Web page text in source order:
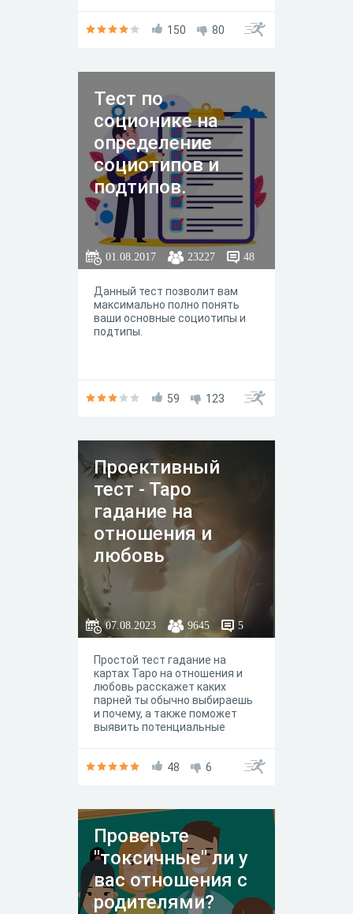
150 80
Тест по
соционике на
определение
социотипов и
подтипов.
01.08.2017 23227 48
Данный тест позволит вам
максимально полно понять
ваши основные социотипы и
подтипы.
59 123
Проективный
тест - Таро
гадание на
отношения и
любовь
07.08.2023 9645 5
Простой тест гадание на
картах Таро на отношения и
любовь расскажет каких
парней ты обычно выбираешь
и почему, а также поможет
выявить потенциальные
любовь и отношения на картах
человеке онлайн бесплатно
без регистрации и СМС,
начиная от ваших характеров,
а также перспективность
настоящих и будущих
отношений между вами.
48 6
Проверьте
"токсичные" ли у
вас отношения с
родителями?